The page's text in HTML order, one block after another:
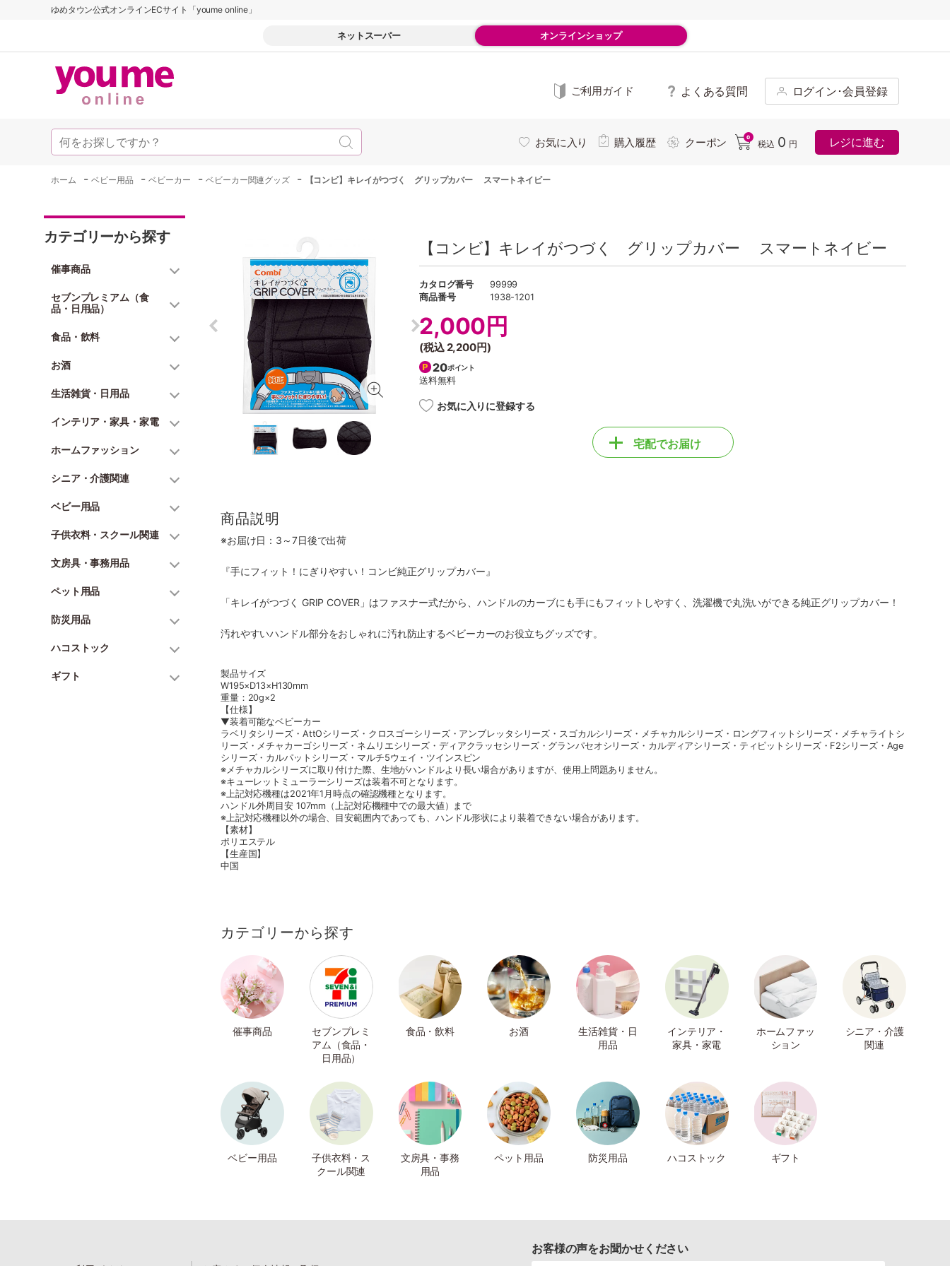
ゆめタウン公式オンラインECサイト「youme online」
ネットスーパー オンラインショップ
ご利用ガイド よくある質問 ログイン･会員登録
お気に入り 購入履歴 クーポン 0
税込 0 円 レジに進む
ホーム -ベビー用品 -ベビーカー -ベビーカー関連グッズ - 【コンビ】キレイがつづく グリップカバー スマートネイビー
カテゴリーから探す
催事商品
セブンプレミアム（食
品・日用品）
食品・飲料
お酒
生活雑貨・日用品
インテリア・家具・家電
ホームファッション
シニア・介護関連
ベビー用品
子供衣料・スクール関連
文房具・事務用品
ペット用品
防災用品
ハコストック
ギフト
【コンビ】キレイがつづく グリップカバー スマートネイビー
カタログ番号
99999
商品番号
1938-1201
2,000円
(税込2,200円)
20ポイント
送料無料
お気に入りに登録する
宅配でお届け
商品説明
※お届け日：3～7日後で出荷
『手にフィット！にぎりやすい！コンビ純正グリップカバー』
「キレイがつづく GRIP COVER」はファスナー式だから、ハンドルのカーブにも手にもフィットしやすく、洗濯機で丸洗いができる純正グリップカバー！
汚れやすいハンドル部分をおしゃれに汚れ防止するベビーカーのお役立ちグッズです。
製品サイズ
W195×D13×H130mm
重量：20g×2
【仕様】
▼装着可能なベビーカー
ラベリタシリーズ・AttOシリーズ・クロスゴーシリーズ・アンブレッタシリーズ・スゴカルシリーズ・メチャカルシリーズ・ロングフィットシリーズ・メチャライトシ
リーズ・メチャカーゴシリーズ・ネムリエシリーズ・ディアクラッセシリーズ・グランパセオシリーズ・カルディアシリーズ・ティピットシリーズ・F2シリーズ・Age
シリーズ・カルパットシリーズ・マルチ5ウェイ・ツインスピン
※メチャカルシリーズに取り付けた際、生地がハンドルより長い場合がありますが、使用上問題ありません。
※キューレットミューラーシリーズは装着不可となります。
※上記対応機種は2021年1月時点の確認機種となります。
ハンドル外周目安 107mm（上記対応機種中での最大値）まで
※上記対応機種以外の場合、目安範囲内であっても、ハンドル形状により装着できない場合があります。
【素材】
ポリエステル
【生産国】
中国
カテゴリーから探す
催事商品
セブンプレミ
アム（食品・
日用品）
食品・飲料 お酒
生活雑貨・日
用品
インテリア・
家具・家電
ホームファッ
ション
シニア・介護
関連
ベビー用品
子供衣料・ス
クール関連
文房具・事務
用品
ペット用品 防災用品 ハコストック ギフト
お客様の声をお聞かせください